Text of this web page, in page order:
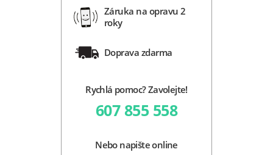
Záruka na opravu 2
roky
Doprava zdarma
Rychlá pomoc? Zavolejte!
607 855 558
Nebo napište online